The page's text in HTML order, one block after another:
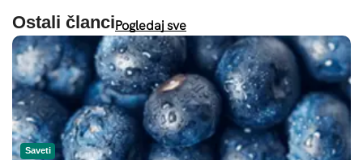
Ostali članciPogledaj sve
Saveti